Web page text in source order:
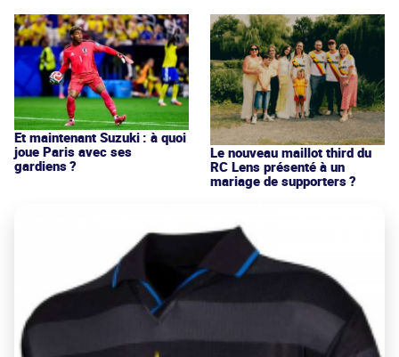
Et maintenant Suzuki : à quoi
joue Paris avec ses
gardiens ?
Le nouveau maillot third du
RC Lens présenté à un
mariage de supporters ?